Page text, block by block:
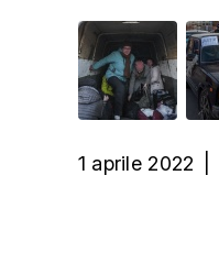
1 aprile 2022